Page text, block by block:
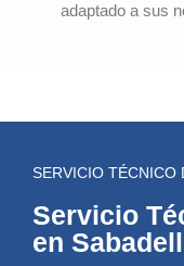
adaptado a sus
SERVICIO TÉCNICO
Servicio
en Sabadell